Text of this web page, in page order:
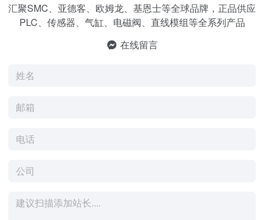
汇聚SMC、亚德客、欧姆龙、基恩士等全球品牌，正品供应
PLC、传感器、气缸、电磁阀、直线模组等全系列产品
在线留言